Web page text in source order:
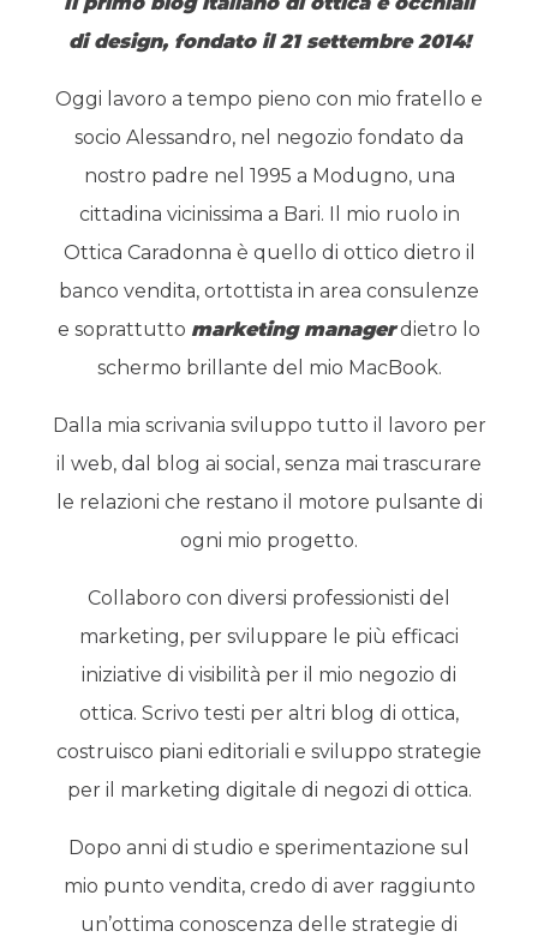
di design, fondato il 21 settembre 2014!
Oggi lavoro a tempo pieno con mio fratello e
socio Alessandro, nel negozio fondato da
nostro padre nel 1995 a Modugno, una
cittadina vicinissima a Bari. Il mio ruolo in
Ottica Caradonna è quello di ottico dietro il
banco vendita, ortottista in area consulenze
e soprattutto marketing managerdietro lo
schermo brillante del mio MacBook.
Dalla mia scrivania sviluppo tutto il lavoro per
il web, dal blog ai social, senza mai trascurare
le relazioni che restano il motore pulsante di
ogni mio progetto.
Collaboro con diversi professionisti del
marketing, per sviluppare le più efficaci
iniziative di visibilità per il mio negozio di
ottica. Scrivo testi per altri blog di ottica,
costruisco piani editoriali e sviluppo strategie
per il marketing digitale di negozi di ottica.
Dopo anni di studio e sperimentazione sul
mio punto vendita, credo di aver raggiunto
un’ottima conoscenza delle strategie di